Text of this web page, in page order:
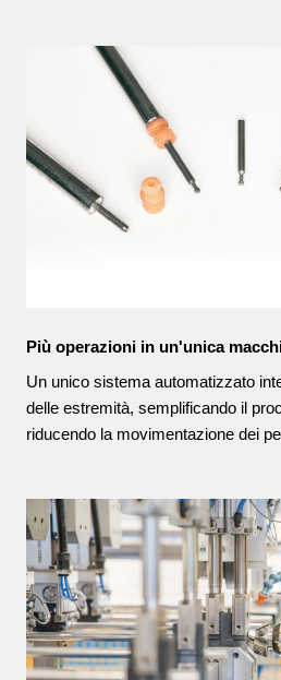
Più operazioni in un'unica
Un unico sistema automatizzato
delle estremità, semplificando il
riducendo la movimentazione dei